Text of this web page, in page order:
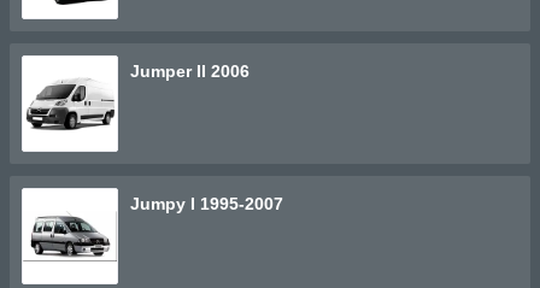
Jumper II 2006
Jumpy I 1995-2007